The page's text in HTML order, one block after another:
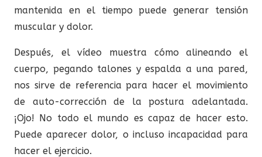
mantenida en el tiempo puede generar tensión
muscular y dolor.
Después, el vídeo muestra cómo alineando el
cuerpo, pegando talones y espalda a una pared,
nos sirve de referencia para hacer el movimiento
de auto-corrección de la postura adelantada.
¡Ojo! No todo el mundo es capaz de hacer esto.
Puede aparecer dolor, o incluso incapacidad para
hacer el ejercicio.